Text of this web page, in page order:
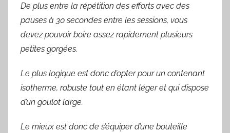
De plus entre la répétition des efforts avec des
pauses à 30 secondes entre les sessions, vous
devez pouvoir boire assez rapidement plusieurs
petites gorgées.
Le plus logique est donc d’opter pour un contenant
isotherme, robuste tout en étant léger et qui dispose
d’un goulot large.
Le mieux est donc de s’équiper d’une bouteille